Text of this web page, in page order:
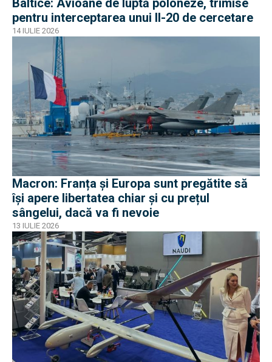
Baltice: Avioane de luptă poloneze, trimise
pentru interceptarea unui Il-20 de cercetare
14 IULIE 2026
Macron: Franța și Europa sunt pregătite să
își apere libertatea chiar și cu prețul
sângelui, dacă va fi nevoie
13 IULIE 2026